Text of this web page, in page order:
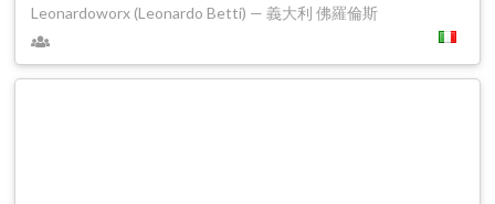
Leonardoworx (Leonardo Betti) — 義大利 佛羅倫斯